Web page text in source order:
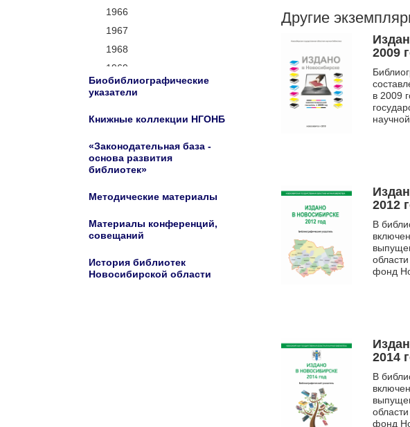
1966
1967
1968
1969
1970
1972
1973
1974
1976
1978
1980
Биобиблиографические
указатели
Книжные коллекции НГОНБ
«Законодательная база -
основа развития
библиотек»
Методические материалы
Материалы конференций,
совещаний
История библиотек
Новосибирской области
Другие
2009
в 2009
2012
В
фонд
2014
В
фонд